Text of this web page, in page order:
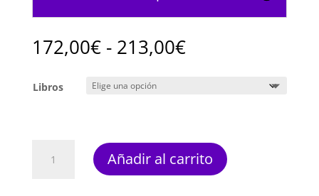
172,00€ - 213,00€Rango
de
213,00€
Libros
Añadir al carrito